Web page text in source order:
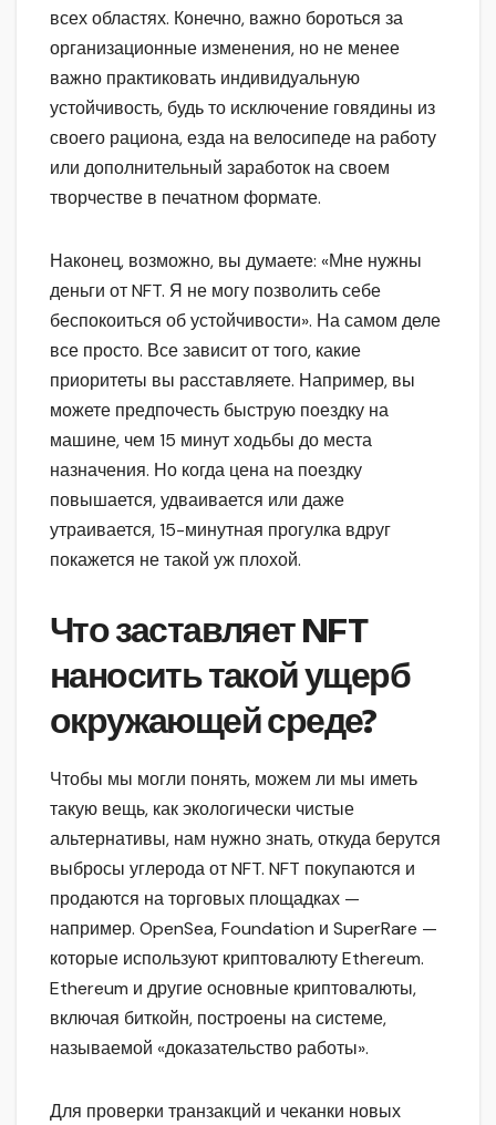
всех областях. Конечно, важно бороться за
организационные изменения, но не менее
важно практиковать индивидуальную
устойчивость, будь то исключение говядины из
своего рациона, езда на велосипеде на работу
или дополнительный заработок на своем
творчестве в печатном формате.
Наконец, возможно, вы думаете: «Мне нужны
деньги от NFT. Я не могу позволить себе
беспокоиться об устойчивости». На самом деле
все просто. Все зависит от того, какие
приоритеты вы расставляете. Например, вы
можете предпочесть быструю поездку на
машине, чем 15 минут ходьбы до места
назначения. Но когда цена на поездку
повышается, удваивается или даже
утраивается, 15-минутная прогулка вдруг
покажется не такой уж плохой.
Что заставляет NFT
наносить такой ущерб
окружающей среде?
Чтобы мы могли понять, можем ли мы иметь
такую вещь, как экологически чистые
альтернативы, нам нужно знать, откуда берутся
выбросы углерода от NFT. NFT покупаются и
продаются на торговых площадках —
например. OpenSea, Foundation и SuperRare —
которые используют криптовалюту Ethereum.
Ethereum и другие основные криптовалюты,
включая биткойн, построены на системе,
называемой «доказательство работы».
Для проверки транзакций и чеканки новых